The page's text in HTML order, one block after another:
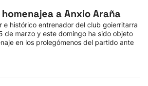
a Anxio Araña
e histórico entrenador del club goierritarra
de marzo y este domingo ha sido objeto
en los prolegómenos del partido ante